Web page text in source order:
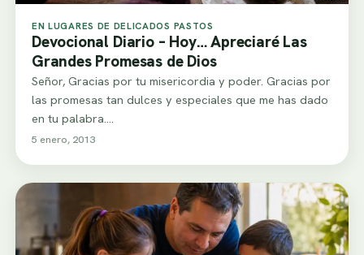
EN LUGARES DE DELICADOS PASTOS
Devocional Diario – Hoy… Apreciaré Las
Grandes Promesas de Dios
Señor, Gracias por tu misericordia y poder. Gracias por
las promesas tan dulces y especiales que me has dado
en tu palabra.…
5 enero, 2013